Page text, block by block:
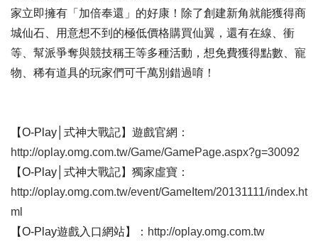
家立即擁有「加倍奉還」的好康！除了創建新角就能獲得商
城仙石、用意想不到的極低價格購買仙翼，還有在線、衝
等、幫派爭奪與競技稱王等多種活動，想免費獲得點數、寵
物、稀有道具的玩家們可千萬別錯過唷！
【O-Play│式神大戰記】遊戲官網：
http://oplay.omg.com.tw/Game/GamePage.aspx?g=30092
【O-Play│式神大戰記】獨家虛寶：
http://oplay.omg.com.tw/event/GameItem/20131111/index.ht
ml
【O-Play遊戲入口網站】： http://oplay.omg.com.tw